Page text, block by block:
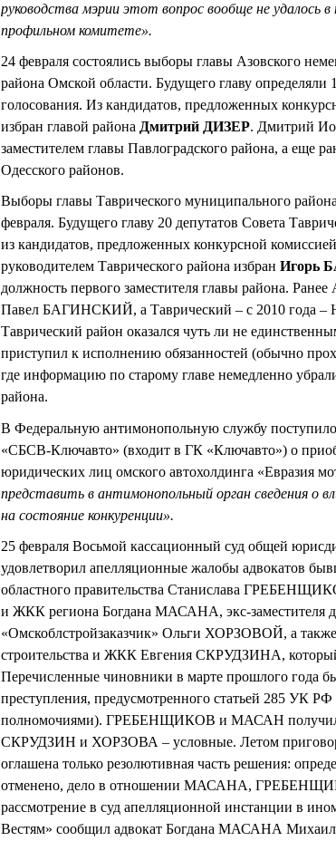
руководства мэрии этот вопрос вообще не удалось
профильном комитете».
24 февраля состоялись выборы главы Азовского
района Омской области. Будущего главу определяли
голосования. Из кандидатов, предложенных
избран главой района Дмитрий ДИЗЕР. Дмитрий
заместителем главы Павлоградского района, а еще
Одесского районов.
Выборы главы Таврического муниципального
февраля. Будущего главу 20 депутатов Совета
из кандидатов, предложенных конкурсной
руководителем Таврического района избран Игорь
должность первого заместителя главы района.
Павел БАГИНСКИЙ, а Таврический – с 2010 года
Таврический район оказался чуть ли не
приступил к исполнению обязанностей (обычно
где информацию по старому главе немедленно
района.
В Федеральную антимонопольную службу
«СБСВ-Ключавто» (входит в ГК «Ключавто») о
юридических лиц омского автохолдинга «Евразия
представить в антимонопольный орган сведения о
на состояние конкуренции».
25 февраля Восьмой кассационный суд общей
удовлетворил апелляционные жалобы адвокатов
областного правительства Станислава
и ЖКК региона Богдана МАСАНА, экс-заместителя
«Омскоблстройзаказчик» Ольги ХОРЗОВОЙ, а
строительства и ЖКК Евгения СКРУДЗИНА, который
Перечисленные чиновники в марте прошлого года
преступления, предусмотренного статьей 285 УК
полномочиями). ГРЕБЕНЩИКОВ и МАСАН получили
СКРУДЗИН и ХОРЗОВА – условные. Летом приговор
оглашена только резолютивная часть решения:
отменено, дело в отношении МАСАНА,
рассмотрение в суд апелляционной инстанции в
Вестям» сообщил адвокат Богдана МАСАНА